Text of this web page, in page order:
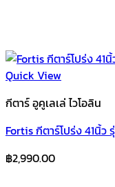
Quick View
กีตาร์ อูคูเลเล่ ไวโอลิน
Fortis กีตาร์โปร่ง 41นิ้ว
฿2,990.00